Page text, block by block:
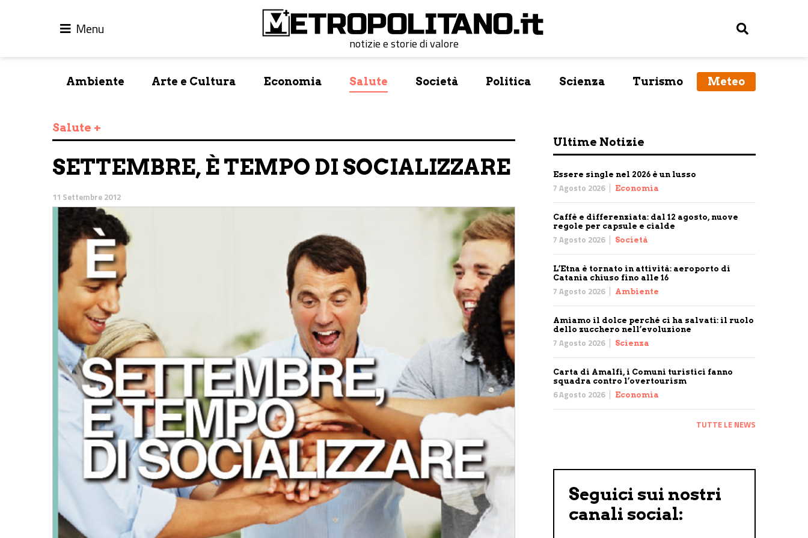
Menu
notizie e storie di valore
Ambiente Arte e Cultura Economia Salute Società Politica Scienza Turismo Meteo
Salute +
SETTEMBRE, È TEMPO DI SOCIALIZZARE
11 Settembre 2012
Ultime Notizie
Essere single nel 2026 è un lusso
7 Agosto 2026 Economia
Caffè e differenziata: dal 12 agosto, nuove
regole per capsule e cialde
7 Agosto 2026 Società
L’Etna è tornato in attività: aeroporto di
Catania chiuso fino alle 16
7 Agosto 2026 Ambiente
Amiamo il dolce perché ci ha salvati: il ruolo
dello zucchero nell’evoluzione
7 Agosto 2026 Scienza
Carta di Amalfi, i Comuni turistici fanno
squadra contro l’overtourism
6 Agosto 2026 Economia
TUTTE LE NEWS
Seguici sui nostri
canali social: